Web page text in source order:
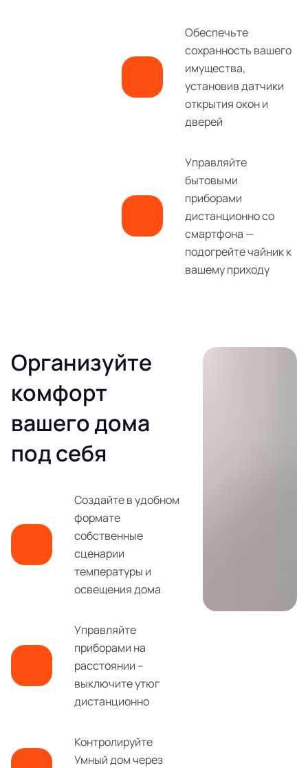
Обеспечьте
сохранность вашего
имущества,
установив датчики
открытия окон и
дверей
Управляйте
бытовыми
приборами
дистанционно со
смартфона —
подогрейте чайник к
вашему приходу
Организуйте
комфорт
вашего дома
под себя
Создайте в удобном
формате
собственные
сценарии
температуры и
освещения дома
Управляйте
приборами на
расстоянии –
выключите утюг
дистанционно
Контролируйте
Умный дом через